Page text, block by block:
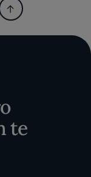
te